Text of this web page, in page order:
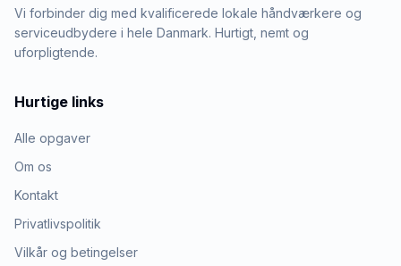
Vi forbinder dig med kvalificerede lokale håndværkere og
serviceudbydere i hele Danmark. Hurtigt, nemt og
uforpligtende.
Hurtige links
Alle opgaver
Om os
Kontakt
Privatlivspolitik
Vilkår og betingelser